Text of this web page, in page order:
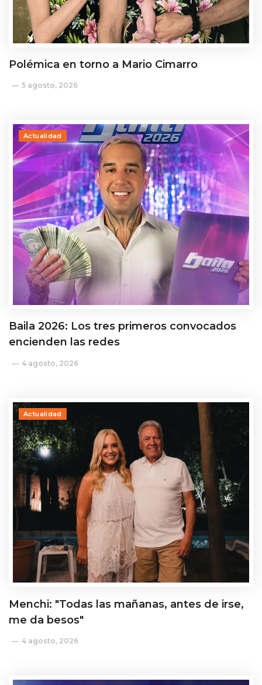
Polémica en torno a Mario Cimarro
5 agosto, 2026
Actualidad
Baila 2026: Los tres primeros convocados
encienden las redes
4 agosto, 2026
Actualidad
Menchi: "Todas las mañanas, antes de irse,
me da besos"
4 agosto, 2026